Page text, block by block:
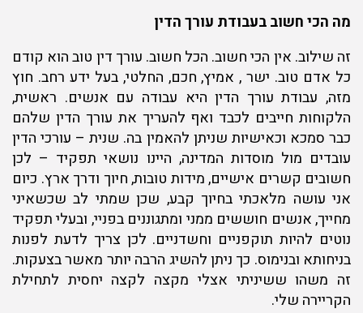
מה הכי חשוב בעבודת עורך הדין
זה שילוב. אין הכי חשוב. הכל חשוב. עורך דין טוב הוא קודם
כל אדם טוב. ישר , אמיץ, חכם, החלטי, בעל ידע רחב. חוץ
מזה, עבודת עורך הדין היא עבודה עם אנשים. ראשית,
הלקוחות חייבים לכבד ואף להעריך את עורך הדין שלהם
כבר סמכא וכאישיות שניתן להאמין בה. שנית – עורכי הדין
עובדים מול מוסדות המדינה, היינו נושאי תפקיד – לכן
חשובים קשרים אישיים, מידות טובות, חיוך ודרך ארץ. כיום
אני עושה מלאכתי בחיוך קבע, שכן שמתי לב שכשאיני
מחייך, אנשים חוששים ממני ומתגוננים בפניי, ובעלי תפקיד
נוטים להיות תוקפניים וחשדניים. לכן צריך לדעת לפנות
בניחותא ובנימוס. כך ניתן להשיג הרבה יותר מאשר בצעקות.
זה משהו ששיניתי אצלי מקצה לקצה יחסית לתחילת
הקריירה שלי.